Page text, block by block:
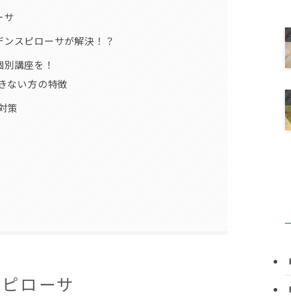
サ
スピローサが解決！？
講座を！
ない方の特徴
策
ローサ